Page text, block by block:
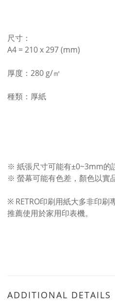
尺寸：
A4 = 210 x 297 (mm)
厚度：280 g/㎡
種類：厚紙
※ 紙張尺寸可能有±0~3mm的
※ 螢幕可能有色差，顏色以實
※ RETRO印刷用紙大多非印刷
推薦使用於家用印表機。
ADDITIONAL DETAILS